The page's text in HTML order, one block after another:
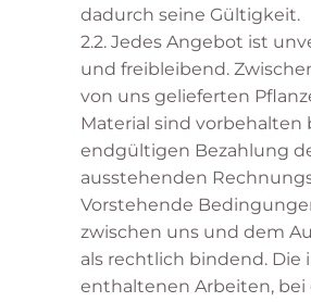
dadurch seine Gültigkeit.
2.2. Jedes Angebot ist
und freibleibend.
von uns gelieferten
Material sind vorbehalten
endgültigen Bezahlung
ausstehenden
Vorstehende
zwischen uns und dem
als rechtlich bindend. Die
enthaltenen Arbeiten, bei